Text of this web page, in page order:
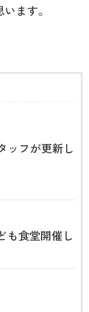
ます。
ッフが更新し
食堂開催し